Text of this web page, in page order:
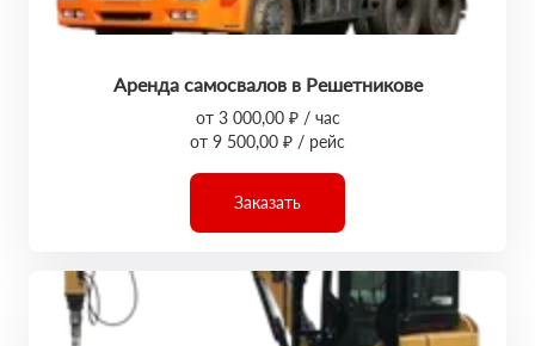
Аренда самосвалов в Решетникове
от 3 000,00 ₽ / час
от 9 500,00 ₽ / рейс
Заказать